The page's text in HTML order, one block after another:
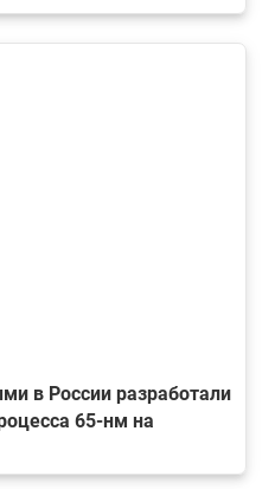
в России разработали
65-нм на